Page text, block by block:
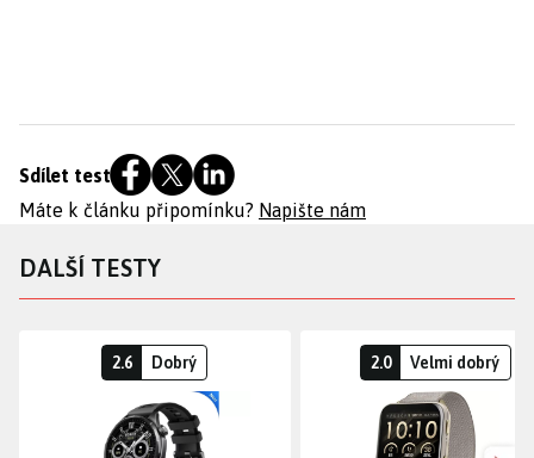
Sdílet test
Máte k článku připomínku? Napište nám
DALŠÍ TESTY
2.6 Dobrý 2.0 Velmi dobrý